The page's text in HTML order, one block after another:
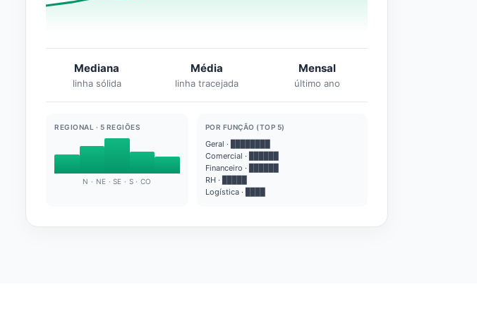
Mediana
linha sólida
Média
linha tracejada
Mensal
último ano
REGIONAL · 5 REGIÕES
N · NE · SE · S · CO
POR FUNÇÃO (TOP 5)
Geral · ████████
Comercial · ██████
Financeiro · ██████
RH · █████
Logística · ████